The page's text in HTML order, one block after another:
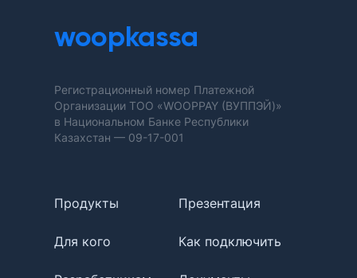
woopkassa
Регистрационный номер Платежной
Организации ТОО «WOOPPAY (ВУППЭЙ)»
в Национальном Банке Республики
Казахстан — 09-17-001
Продукты Презентация
Для кого Как подключить